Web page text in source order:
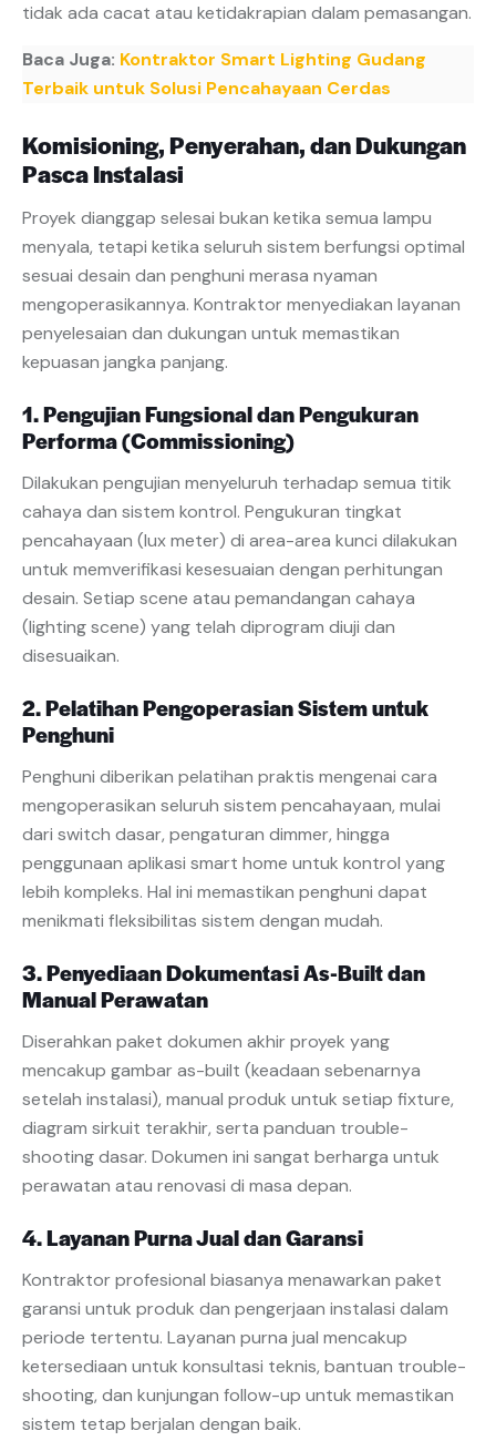
tidak ada cacat atau ketidakrapian dalam pemasangan.
Baca Juga: Kontraktor Smart Lighting Gudang
Terbaik untuk Solusi Pencahayaan Cerdas
Komisioning, Penyerahan, dan Dukungan
Pasca Instalasi
Proyek dianggap selesai bukan ketika semua lampu
menyala, tetapi ketika seluruh sistem berfungsi optimal
sesuai desain dan penghuni merasa nyaman
mengoperasikannya. Kontraktor menyediakan layanan
penyelesaian dan dukungan untuk memastikan
kepuasan jangka panjang.
1. Pengujian Fungsional dan Pengukuran
Performa (Commissioning)
Dilakukan pengujian menyeluruh terhadap semua titik
cahaya dan sistem kontrol. Pengukuran tingkat
pencahayaan (lux meter) di area-area kunci dilakukan
untuk memverifikasi kesesuaian dengan perhitungan
desain. Setiap scene atau pemandangan cahaya
(lighting scene) yang telah diprogram diuji dan
disesuaikan.
2. Pelatihan Pengoperasian Sistem untuk
Penghuni
Penghuni diberikan pelatihan praktis mengenai cara
mengoperasikan seluruh sistem pencahayaan, mulai
dari switch dasar, pengaturan dimmer, hingga
penggunaan aplikasi smart home untuk kontrol yang
lebih kompleks. Hal ini memastikan penghuni dapat
menikmati fleksibilitas sistem dengan mudah.
3. Penyediaan Dokumentasi As-Built dan
Manual Perawatan
Diserahkan paket dokumen akhir proyek yang
mencakup gambar as-built (keadaan sebenarnya
setelah instalasi), manual produk untuk setiap fixture,
diagram sirkuit terakhir, serta panduan trouble-
shooting dasar. Dokumen ini sangat berharga untuk
perawatan atau renovasi di masa depan.
4. Layanan Purna Jual dan Garansi
Kontraktor profesional biasanya menawarkan paket
garansi untuk produk dan pengerjaan instalasi dalam
periode tertentu. Layanan purna jual mencakup
ketersediaan untuk konsultasi teknis, bantuan trouble-
shooting, dan kunjungan follow-up untuk memastikan
sistem tetap berjalan dengan baik.